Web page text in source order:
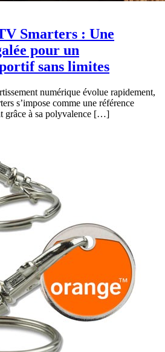
Smarters : Une
pour un
sans limites
numérique évolue rapidement,
s’impose comme une référence
grâce à sa polyvalence […]